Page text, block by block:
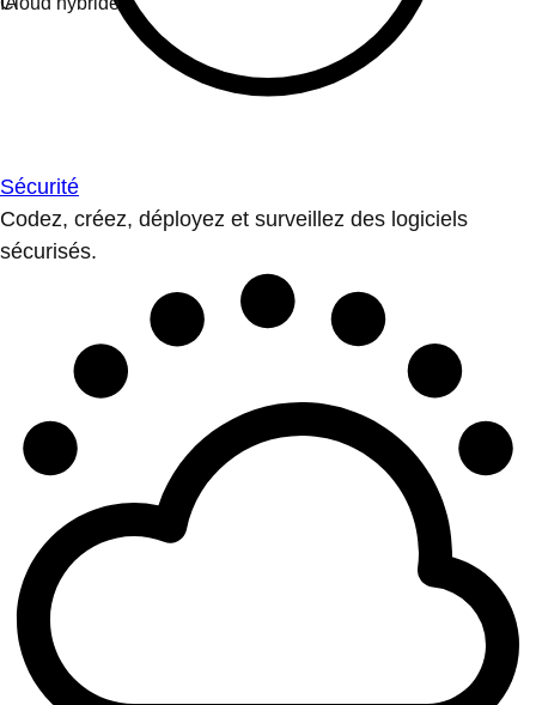
Sécurité
Codez, créez, déployez et surveillez des logiciels
sécurisés.